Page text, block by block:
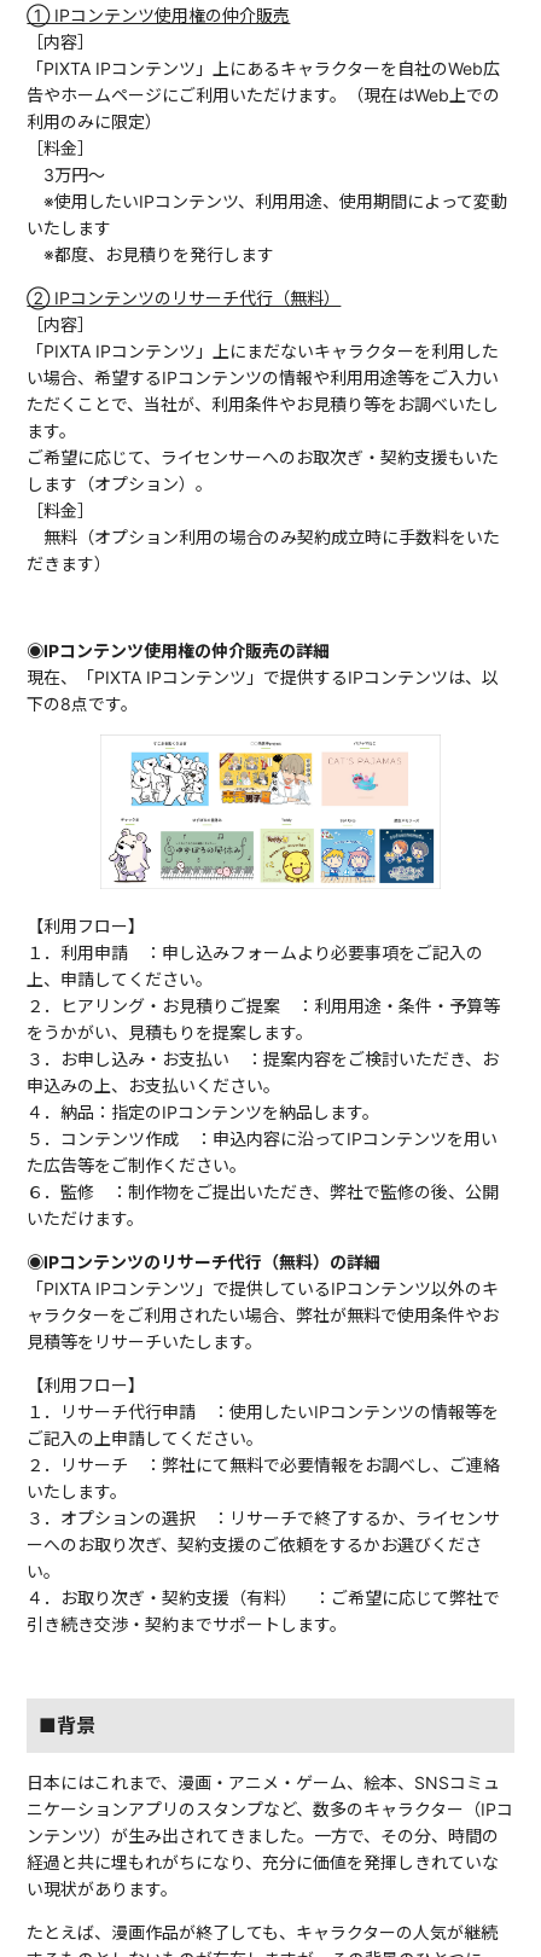
① IPコンテンツ使用権の仲介販売
［内容］
「PIXTA IPコンテンツ」上にあるキャラクターを自社のWeb広
告やホームページにご利用いただけます。（現在はWeb上での
利用のみに限定）
［料金］
3万円〜
※使用したいIPコンテンツ、利用用途、使用期間によって変動
いたします
※都度、お見積りを発行します
② IPコンテンツのリサーチ代行（無料）
［内容］
「PIXTA IPコンテンツ」上にまだないキャラクターを利用した
い場合、希望するIPコンテンツの情報や利用用途等をご入力い
ただくことで、当社が、利用条件やお見積り等をお調べいたし
ます。
ご希望に応じて、ライセンサーへのお取次ぎ・契約支援もいた
します（オプション）。
［料金］
無料（オプション利用の場合のみ契約成立時に手数料をいた
だきます）
◉IPコンテンツ使用権の仲介販売の詳細
現在、「PIXTA IPコンテンツ」で提供するIPコンテンツは、以
下の8点です。
【利用フロー】
１．利用申請 ：申し込みフォームより必要事項をご記入の
上、申請してください。
２．ヒアリング・お見積りご提案 ：利用用途・条件・予算等
をうかがい、見積もりを提案します。
３．お申し込み・お支払い ：提案内容をご検討いただき、お
申込みの上、お支払いください。
４．納品：指定のIPコンテンツを納品します。
５．コンテンツ作成 ：申込内容に沿ってIPコンテンツを用い
た広告等をご制作ください。
６．監修 ：制作物をご提出いただき、弊社で監修の後、公開
いただけます。
◉IPコンテンツのリサーチ代行（無料）の詳細
「PIXTA IPコンテンツ」で提供しているIPコンテンツ以外のキ
ャラクターをご利用されたい場合、弊社が無料で使用条件やお
見積等をリサーチいたします。
【利用フロー】
１．リサーチ代行申請 ：使用したいIPコンテンツの情報等を
ご記入の上申請してください。
２．リサーチ ：弊社にて無料で必要情報をお調べし、ご連絡
いたします。
３．オプションの選択 ：リサーチで終了するか、ライセンサ
ーへのお取り次ぎ、契約支援のご依頼をするかお選びくださ
い。
４．お取り次ぎ・契約支援（有料） ：ご希望に応じて弊社で
引き続き交渉・契約までサポートします。
■背景
日本にはこれまで、漫画・アニメ・ゲーム、絵本、SNSコミュ
ニケーションアプリのスタンプなど、数多のキャラクター（IPコ
ンテンツ）が生み出されてきました。一方で、その分、時間の
経過と共に埋もれがちになり、充分に価値を発揮しきれていな
い現状があります。
たとえば、漫画作品が終了しても、キャラクターの人気が継続